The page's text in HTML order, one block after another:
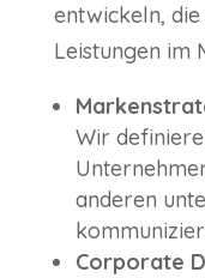
entwickeln,
Leistungen im
Wir
anderen
Corporate